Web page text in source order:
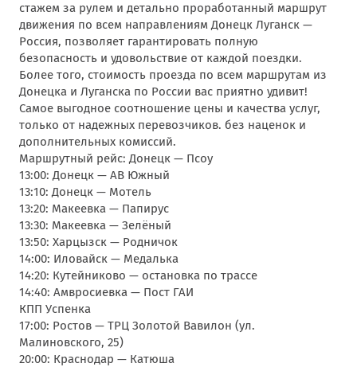
стажем за рулем и детально проработанный маршрут
движения по всем направлениям Донецк Луганск —
Россия, позволяет гарантировать полную
безопасность и удовольствие от каждой поездки.
Более того, стоимость проезда по всем маршрутам из
Донецка и Луганска по России вас приятно удивит!
Самое выгодное соотношение цены и качества услуг,
только от надежных перевозчиков. без наценок и
дополнительных комиссий.
Маршрутный рейс: Донецк — Псоу
13:00: Донецк — АВ Южный
13:10: Донецк — Мотель
13:20: Макеевка — Папирус
13:30: Макеевка — Зелёный
13:50: Харцызск — Родничок
14:00: Иловайск — Медалька
14:20: Кутейниково — остановка по трассе
14:40: Амвросиевка — Пост ГАИ
КПП Успенка
17:00: Ростов — ТРЦ Золотой Вавилон (ул.
Малиновского, 25)
20:00: Краснодар — Катюша